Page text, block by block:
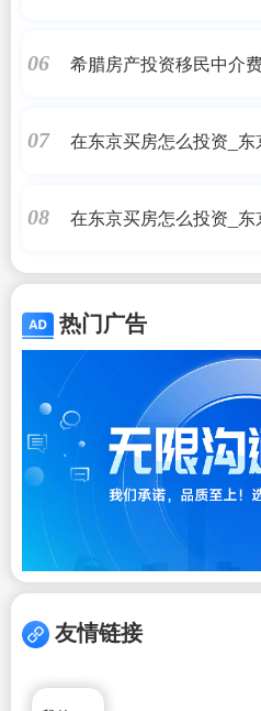
06
希腊房产投资移民中介
07
在东京买房怎么投资_东
08
在东京买房怎么投资_东
热门广告
友情链接